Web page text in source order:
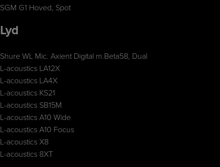
SGM G1 Hoved, Spot
Lyd
Shure WL Mic. Axient Digital m.Beta58, Dual
L-acoustics LA12X
L-acoustics LA4X
L-acoustics KS21
L-acoustics SB15M
L-acoustics A10 Wide
L-acoustics A10 Focus
L-acoustics X8
L-acoustics 8XT